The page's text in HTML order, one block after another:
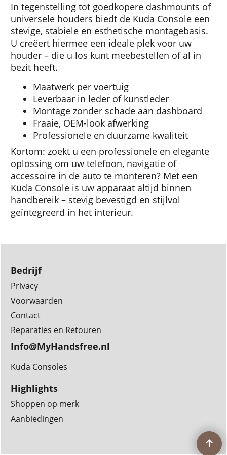
In tegenstelling tot goedkopere dashmounts of
universele houders biedt de Kuda Console een
stevige, stabiele en esthetische montagebasis.
U creëert hiermee een ideale plek voor uw
houder – die u los kunt meebestellen of al in
bezit heeft.
Maatwerk per voertuig
Leverbaar in leder of kunstleder
Montage zonder schade aan dashboard
Fraaie, OEM-look afwerking
Professionele en duurzame kwaliteit
Kortom: zoekt u een professionele en elegante
oplossing om uw telefoon, navigatie of
accessoire in de auto te monteren? Met een
Kuda Console is uw apparaat altijd binnen
handbereik – stevig bevestigd en stijlvol
geïntegreerd in het interieur.
Bedrijf
Privacy
Voorwaarden
Contact
Reparaties en Retouren
Info@MyHandsfree.nl
Kuda Consoles
Highlights
Shoppen op merk
Aanbiedingen